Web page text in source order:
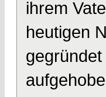
ihrem
heutigen